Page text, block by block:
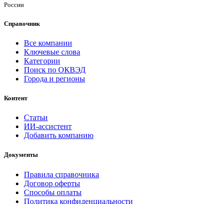
России
Справочник
Все компании
Ключевые слова
Категории
Поиск по ОКВЭД
Города и регионы
Контент
Статьи
ИИ-ассистент
Добавить компанию
Документы
Правила справочника
Договор оферты
Способы оплаты
Политика конфиденциальности